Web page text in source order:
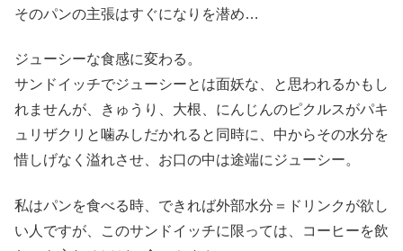
そのパンの主張はすぐになりを潜め…
ジューシーな食感に変わる。
サンドイッチでジューシーとは面妖な、と思われるかもし
れませんが、きゅうり、大根、にんじんのピクルスがパキ
ュリザクリと噛みしだかれると同時に、中からその水分を
惜しげなく溢れさせ、お口の中は途端にジューシー。
私はパンを食べる時、できれば外部水分＝ドリンクが欲し
い人ですが、このサンドイッチに限っては、コーヒーを飲